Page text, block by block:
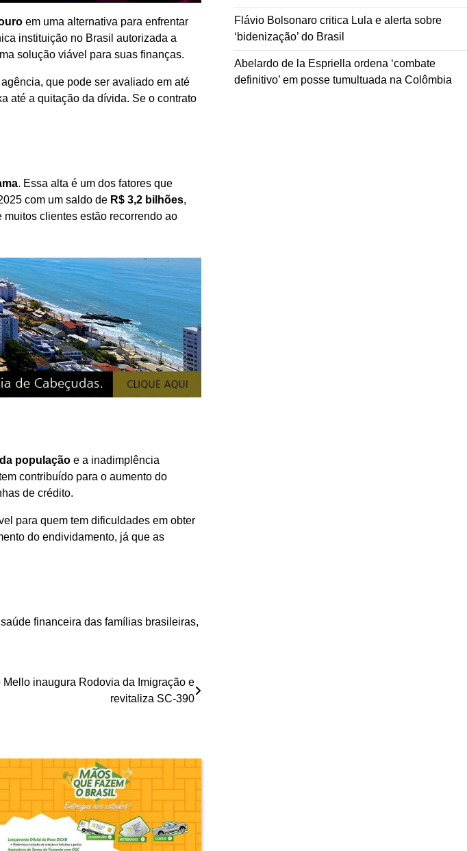
em uma alternativa para enfrentar
instituição no Brasil autorizada a
solução viável para suas finanças.
que pode ser avaliado em até
até a quitação da dívida. Se o contrato
. Essa alta é um dos fatores que
com um saldo de R$ 3,2 bilhões,
muitos clientes estão recorrendo ao
população e a inadimplência
contribuído para o aumento do
de crédito.
para quem tem dificuldades em obter
do endividamento, já que as
financeira das famílias brasileiras,
inaugura Rodovia da Imigração e
revitaliza SC-390
Flávio Bolsonaro critica Lula e alerta sobre
‘bidenização’ do Brasil
Abelardo de la Espriella ordena ‘combate
definitivo’ em posse tumultuada na Colômbia